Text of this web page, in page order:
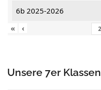
6b 2025-2026
«
‹
Unsere 7er Klassen